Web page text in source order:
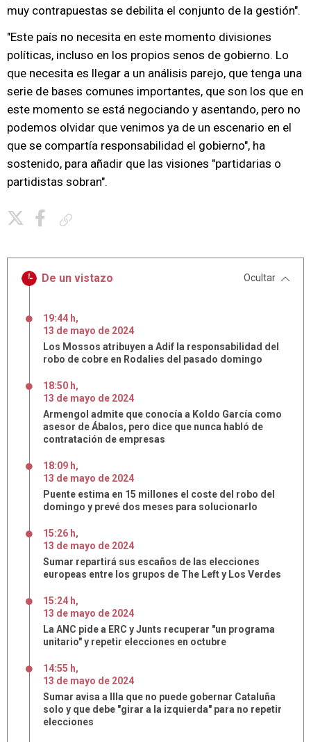
muy contrapuestas se debilita el conjunto de la gestión".
"Este país no necesita en este momento divisiones
políticas, incluso en los propios senos de gobierno. Lo
que necesita es llegar a un análisis parejo, que tenga una
serie de bases comunes importantes, que son los que en
este momento se está negociando y asentando, pero no
podemos olvidar que venimos ya de un escenario en el
que se compartía responsabilidad el gobierno", ha
sostenido, para añadir que las visiones "partidarias o
partidistas sobran".
De un vistazo Ocultar
19:44 h,
13 de mayo de 2024
Los Mossos atribuyen a Adif la responsabilidad del
robo de cobre en Rodalies del pasado domingo
18:50 h,
13 de mayo de 2024
Armengol admite que conocía a Koldo García como
asesor de Ábalos, pero dice que nunca habló de
contratación de empresas
18:09 h,
13 de mayo de 2024
Puente estima en 15 millones el coste del robo del
domingo y prevé dos meses para solucionarlo
15:26 h,
13 de mayo de 2024
Sumar repartirá sus escaños de las elecciones
europeas entre los grupos de The Left y Los Verdes
15:24 h,
13 de mayo de 2024
La ANC pide a ERC y Junts recuperar "un programa
unitario" y repetir elecciones en octubre
14:55 h,
13 de mayo de 2024
Sumar avisa a Illa que no puede gobernar Cataluña
solo y que debe "girar a la izquierda" para no repetir
elecciones